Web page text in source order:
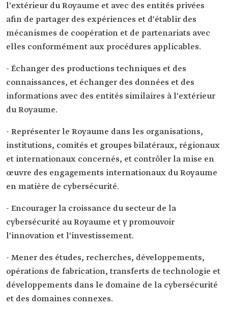
l'extérieur du Royaume et avec des entités privées
afin de partager des expériences et d'établir des
mécanismes de coopération et de partenariats avec
elles conformément aux procédures applicables.
- Échanger des productions techniques et des
connaissances, et échanger des données et des
informations avec des entités similaires à l'extérieur
du Royaume.
- Représenter le Royaume dans les organisations,
institutions, comités et groupes bilatéraux, régionaux
et internationaux concernés, et contrôler la mise en
œuvre des engagements internationaux du Royaume
en matière de cybersécurité.
- Encourager la croissance du secteur de la
cybersécurité au Royaume et y promouvoir
l'innovation et l'investissement.
- Mener des études, recherches, développements,
opérations de fabrication, transferts de technologie et
développements dans le domaine de la cybersécurité
et des domaines connexes.